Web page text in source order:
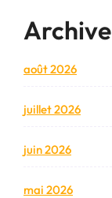
Archive
août 2026
juillet 2026
juin 2026
mai 2026